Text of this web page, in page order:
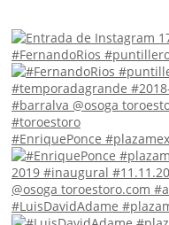
#FernandoRios
#EnriquePonce
#LuisDavidAdame